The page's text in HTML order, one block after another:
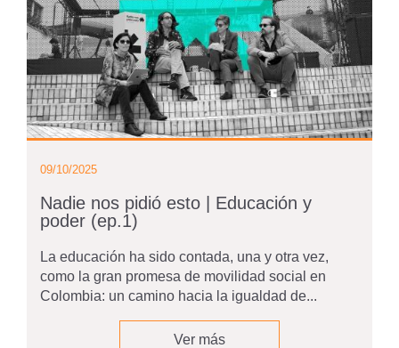
09/10/2025
Nadie nos pidió esto | Educación y
poder (ep.1)
La educación ha sido contada, una y otra vez,
como la gran promesa de movilidad social en
Colombia: un camino hacia la igualdad de...
Ver más